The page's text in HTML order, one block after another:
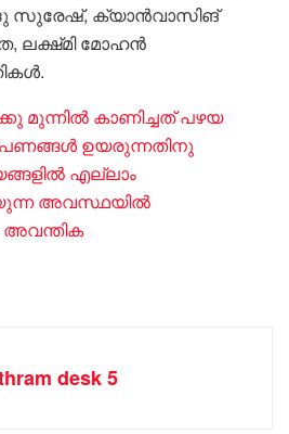
സുരേഷ്, ക്യാൻവാസിങ്
ലക്ഷ്‌മി മോഹൻ
മുന്നിൽ കാണിച്ചത് പഴയ
ഉയരുന്നതിനു
എല്ലാം
അവസ്ഥയിൽ
desk 5